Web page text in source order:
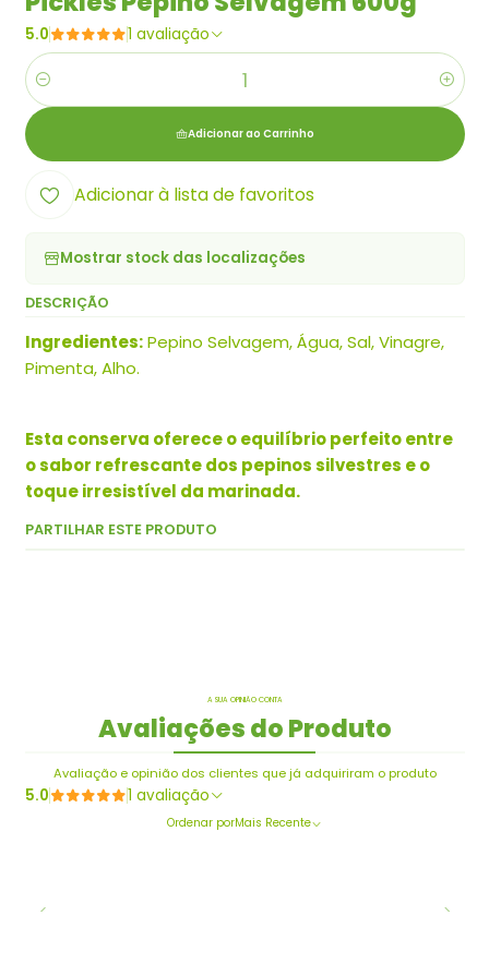
5.0 1 avaliação
Quantidade
Adicionar ao Carrinho
Adicionar à lista de favoritos
Mostrar stock das localizações
DESCRIÇÃO
Ingredientes:Pepino Selvagem, Água, Sal, Vinagre,
Pimenta, Alho.
Esta conserva oferece o equilíbrio perfeito entre
o sabor refrescante dos pepinos silvestres e o
toque irresistível da marinada.
PARTILHAR ESTE PRODUTO
A SUA OPINIÃO CONTA
Avaliações do Produto
Avaliação e opinião dos clientes que já adquiriram o produto
5.0 1 avaliação
Ordenar porMais Recente